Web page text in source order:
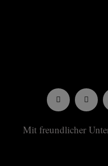
Mit freundlicher